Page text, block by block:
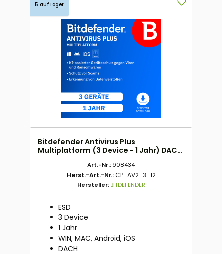
5 auf Lager
Bitdefender Antivirus Plus
Multiplatform (3 Device - 1 Jahr) DACH
Art.-Nr.: 908434
Herst.-Art.-Nr.:CP_AV2_3_12
Hersteller:BITDEFENDER
ESD
3 Device
1 Jahr
WIN, MAC, Android, iOS
DACH